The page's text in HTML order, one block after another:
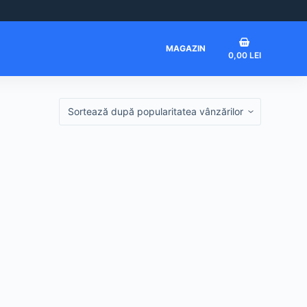
MAGAZIN
Coș
0,00 LEI